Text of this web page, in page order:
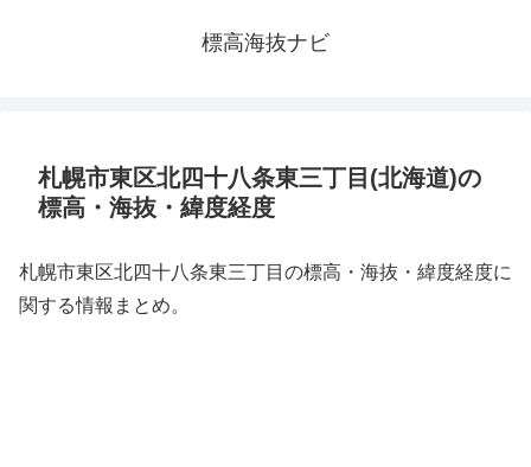
標高海抜ナビ
札幌市東区北四十八条東三丁目(北海道)の
標高・海抜・緯度経度
札幌市東区北四十八条東三丁目の標高・海抜・緯度経度に
関する情報まとめ。